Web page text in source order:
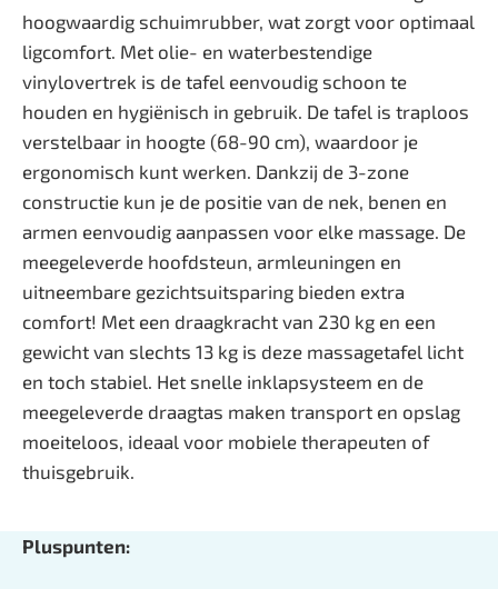
hoogwaardig schuimrubber, wat zorgt voor optimaal
ligcomfort. Met olie- en waterbestendige
vinylovertrek is de tafel eenvoudig schoon te
houden en hygiënisch in gebruik. De tafel is traploos
verstelbaar in hoogte (68-90 cm), waardoor je
ergonomisch kunt werken. Dankzij de 3-zone
constructie kun je de positie van de nek, benen en
armen eenvoudig aanpassen voor elke massage. De
meegeleverde hoofdsteun, armleuningen en
uitneembare gezichtsuitsparing bieden extra
comfort! Met een draagkracht van 230 kg en een
gewicht van slechts 13 kg is deze massagetafel licht
en toch stabiel. Het snelle inklapsysteem en de
meegeleverde draagtas maken transport en opslag
moeiteloos, ideaal voor mobiele therapeuten of
thuisgebruik.
Pluspunten: